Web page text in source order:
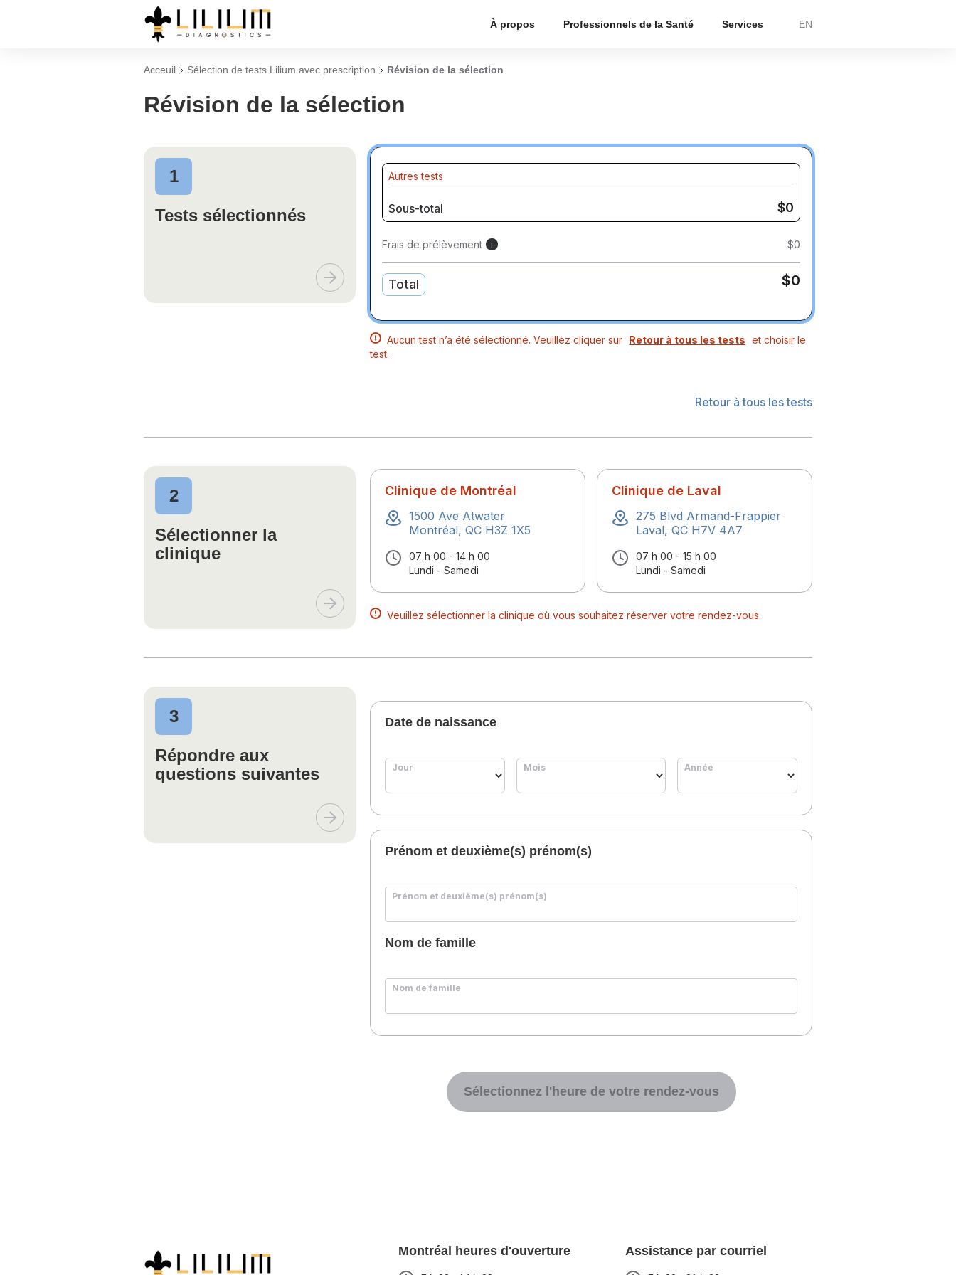
À propos Professionnels de la Santé Services EN
Acceuil Sélection de tests Lilium avec prescription Révision de la sélection
Révision de la sélection
1
Tests sélectionnés
Autres tests
Sous-total $0
Frais de prélèvement i $0
Total $0
Aucun test n’a été sélectionné. Veuillez cliquer sur Retour à tous les tests et choisir le
test.
Retour à tous les tests
2
Sélectionner la
clinique
Clinique de Montréal
1500 Ave Atwater
Montréal, QC H3Z 1X5
07 h 00 - 14 h 00
Lundi - Samedi
Clinique de Laval
275 Blvd Armand-Frappier
Laval, QC H7V 4A7
07 h 00 - 15 h 00
‍Lundi - Samedi
Veuillez sélectionner la clinique où vous souhaitez réserver votre rendez-vous.
3
Répondre aux
questions suivantes
Date de naissance
Jour Mois Année
Prénom et deuxième(s) prénom(s)
Prénom et deuxième(s) prénom(s)
Nom de famille
Nom de famille
Sélectionnez l'heure de votre rendez-vous
Montréal heures d'ouverture Assistance par courriel